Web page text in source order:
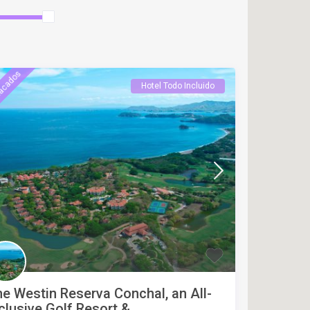
Hotel Todo Incluido
Westin Reserva Conchal, an All-